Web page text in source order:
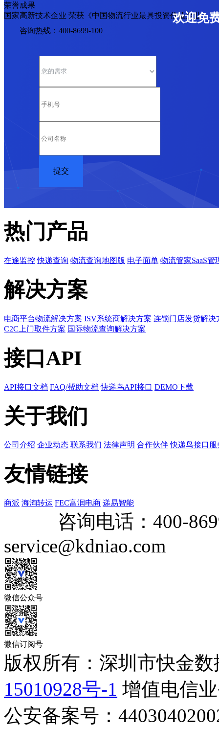
荣誉成果
国家高新技术企业 荣获《中国物流行业最具投资价值企业》
欢迎免
咨询热线：400-8699-100
热门产品
在途监控 快递查询 物流查询地图版 电子面单 物流管家SaaS管
解决方案
电商平台物流解决方案 ISV系统商解决方案 连锁门店发货解决
C2C上门取件方案 国际物流查询解决方案
接口API
API接口文档 FAQ/帮助文档 快递鸟API接口 DEMO下载
关于我们
公司介绍 企业动态 联系我们 法律声明 合作伙伴 快递鸟接口服
友情链接
商派 海淘转运 FEC富润电商 递易智能
咨询电话： 400-
service@kdniao.com
微信公众号
微信订阅号
版权所有：深圳市快金
15010928号-1 增值电信
公安备案号：